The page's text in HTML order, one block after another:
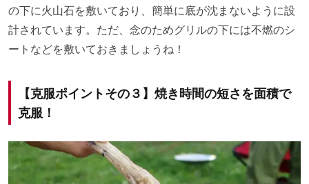
の下に火山石を敷いており、簡単に底が沈まないように設
計されています。ただ、念のためグリルの下には不燃のシ
ートなどを敷いておきましょうね！
【克服ポイントその３】焼き時間の短さを面積で
克服！